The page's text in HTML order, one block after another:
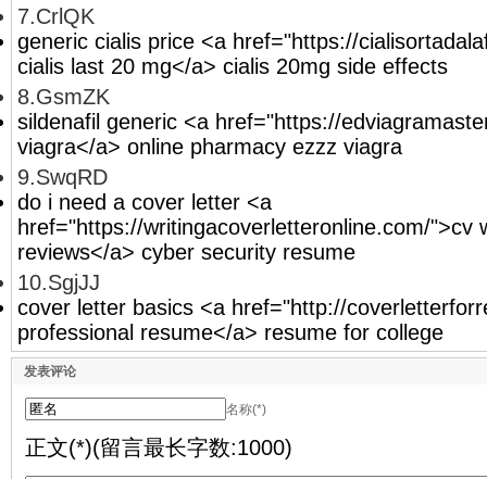
7.CrlQK
generic cialis price <a href="https://
cialis last 20 mg</a> cialis 20mg side effects
8.GsmZK
sildenafil generic <a href="https://
viagra</a> online pharmacy ezzz viagra
9.SwqRD
do i need a cover letter <a
href="https://writingacoverletteronline.com/">cv
reviews</a> cyber security resume
10.SgjJJ
cover letter basics <a href="http://
professional resume</a> resume for college
发表评论
名称(*)
正文(*)(留言最长字数:1000)